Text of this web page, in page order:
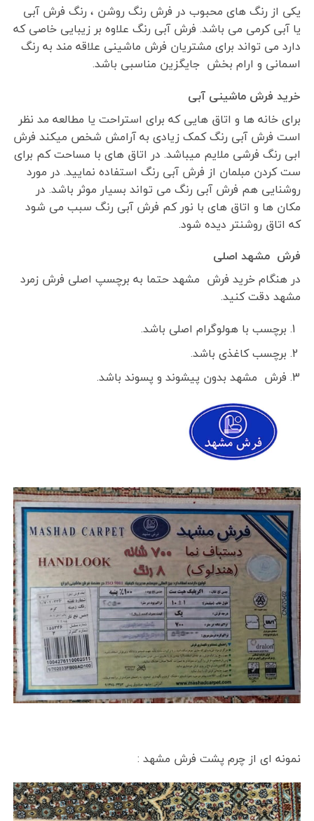
یکی از رنگ های محبوب در فرش رنگ روشن ، رنگ فرش آبی
یا آبی کرمی می باشد. فرش آبی رنگ علاوه بر زیبایی خاصی که
دارد می تواند برای مشتریان فرش ماشینی علاقه مند به رنگ
اسمانی و ارام بخش جایگزین مناسبی باشد.
خرید فرش ماشینی آبی
برای خانه ها و اتاق هایی که برای استراحت یا مطالعه مد نظر
است فرش آبی رنگ کمک زیادی به آرامش شخص میکند فرش
ابی رنگ فرشی ملایم میباشد. در اتاق های با مساحت کم برای
ست کردن مبلمان از فرش آبی رنگ استفاده نمایید. در مورد
روشنایی هم فرش آبی رنگ می تواند بسیار موثر باشد. در
مکان ها و اتاق های با نور کم فرش آبی رنگ سبب می شود
که اتاق روشنتر دیده شود.
فرش مشهد اصلی
در هنگام خرید فرش مشهد حتما به برچسپ اصلی فرش زمرد
مشهد دقت کنید.
برچسب با هولوگرام اصلی باشد.
برچسب کاغذی باشد.
فرش مشهد بدون پیشوند و پسوند باشد.
نمونه ای از چرم پشت فرش مشهد :